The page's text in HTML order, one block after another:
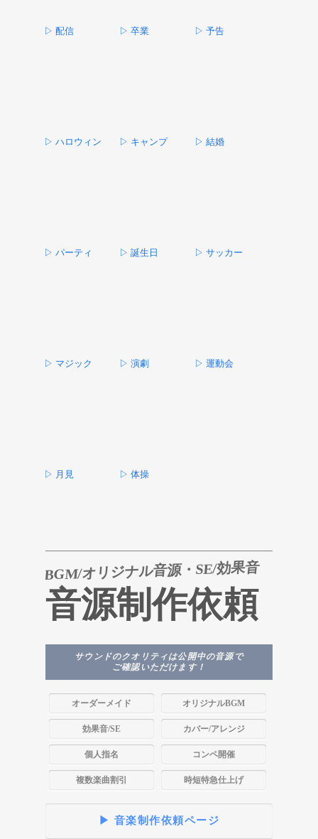
▷ 配信 ▷ 卒業 ▷ 予告
▷ ハロウィン ▷ キャンプ ▷ 結婚
▷ パーティ ▷ 誕生日 ▷ サッカー
▷ マジック ▷ 演劇 ▷ 運動会
▷ 月見 ▷ 体操
音源制作依頼
BGM/オリジナル音源・SE/効果音
サウンドのクオリティは公開中の音源で
ご確認いただけます！
オーダーメイド オリジナルBGM
効果音/SE カバー/アレンジ
個人指名 コンペ開催
複数楽曲割引 時短特急仕上げ
▶ 音楽制作依頼ページ